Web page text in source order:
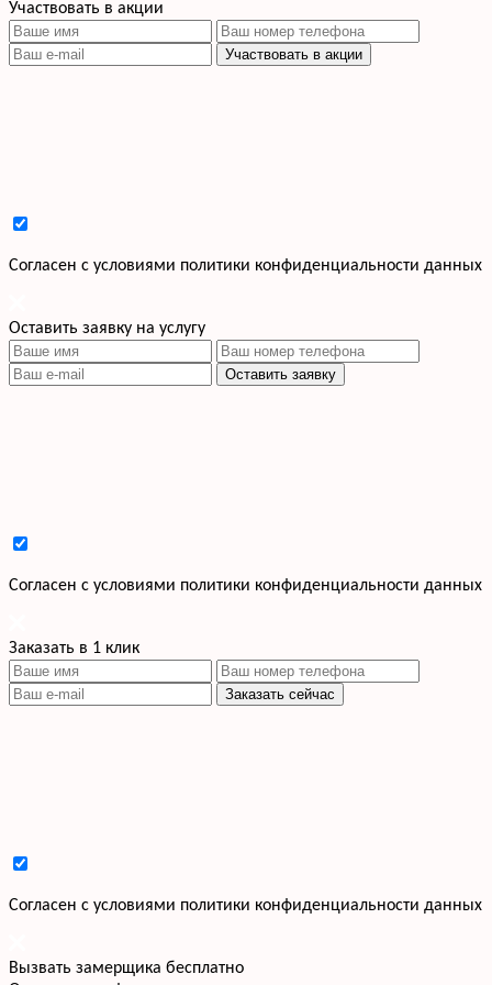
Участвовать в акции
Участвовать в акции
Cогласен с условиями политики конфиденциальности данных
Оставить заявку на услугу
Оставить заявку
Cогласен с условиями политики конфиденциальности данных
Заказать в 1 клик
Заказать сейчас
Cогласен с условиями политики конфиденциальности данных
Вызвать замерщика бесплатно